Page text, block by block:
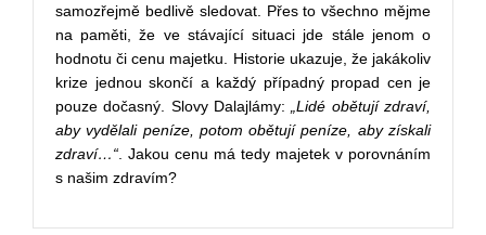
samozřejmě bedlivě sledovat. Přes to všechno mějme
na paměti, že ve stávající situaci jde stále jenom o
hodnotu či cenu majetku. Historie ukazuje, že jakákoliv
krize jednou skončí a každý případný propad cen je
pouze dočasný. Slovy Dalajlámy:
„Lidé obětují zdraví,
aby vydělali peníze, potom obětují peníze, aby získali
zdraví…“ . Jakou cenu má tedy majetek v porovnáním
s našim zdravím?